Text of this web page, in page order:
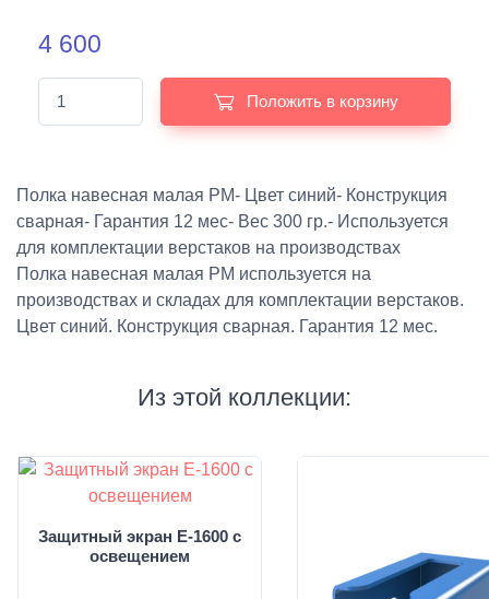
4 600
Положить в корзину
Полка навесная малая PM- Цвет синий- Конструкция
сварная- Гарантия 12 мес- Вес 300 гр.- Используется
для комплектации верстаков на производствах
Полка навесная малая PM используется на
производствах и складах для комплектации верстаков.
Цвет синий. Конструкция сварная. Гарантия 12 мес.
Из этой коллекции:
Защитный экран E-1600 с
освещением